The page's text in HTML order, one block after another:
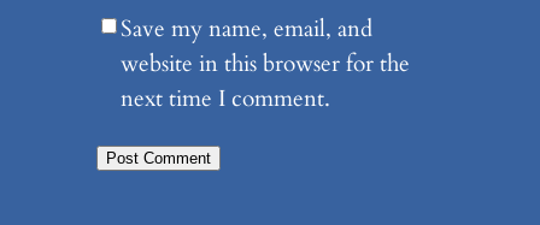
Save my name, email, and
website in this browser for the
next time I comment.